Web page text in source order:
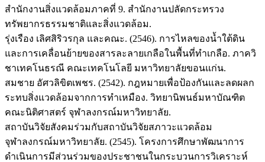
สำนักงานสิ่งแวดล้อมภาคที่ 9. สำนักงานปลัดกระทรวง
ทรัพยากรธรรมชาติและสิ่งแวดล้อม.
รุ่งเรือง เลิศสิริวรกุล และคณะ. (2546). การไหลของน้ำใต้ดิน
และการเคลื่อนย้ายของสารละลายเกลือในพื้นที่ทำเกลือ. ภาควิ
ชาเทคโนธรณี คณะเทคโนโลยี มหาวิทยาลัยขอนแก่น.
สมชาย อัศวลิขิตเพชร. (2542). กฎหมายเพื่อป้องกันและลดผลก
ระทบสิ่งแวดล้อมจากการทำเหมือง. วิทยานิพนธ์มหาบัณฑิต
คณะนิติศาสตร์ จุฬาลงกรณ์มหาวิทยาลัย.
สถาบันวิจัยสังคมร่วมกับสถาบันวิจัยสภาวะแวดล้อม
จุฬาลงกรณ์มหาวิทยาลัย. (2545). โครงการศึกษาพัฒนาการ
ดำเนินการมีส่วนร่วมของประชาชนในกระบวนการวิเคราะห์